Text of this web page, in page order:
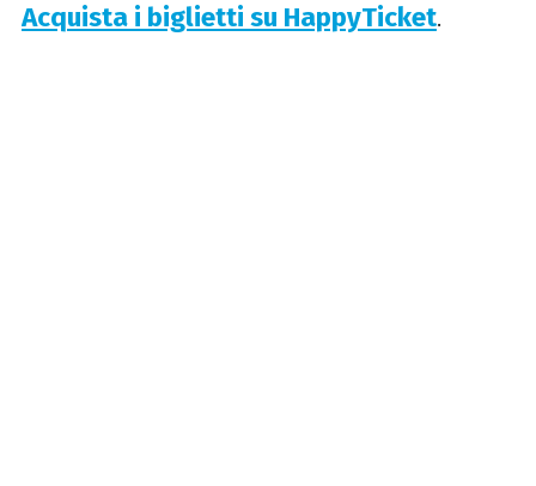
Acquista i biglietti su HappyTicket.